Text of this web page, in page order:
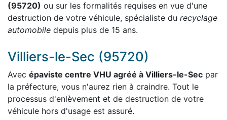
(95720) ou sur les formalités requises en vue d'une
destruction de votre véhicule, spécialiste du recyclage
automobile depuis plus de 15 ans.
Villiers-le-Sec (95720)
Avec épaviste centre VHU agréé à Villiers-le-Sec par
la préfecture, vous n'aurez rien à craindre. Tout le
processus d'enlèvement et de destruction de votre
véhicule hors d'usage est assuré.